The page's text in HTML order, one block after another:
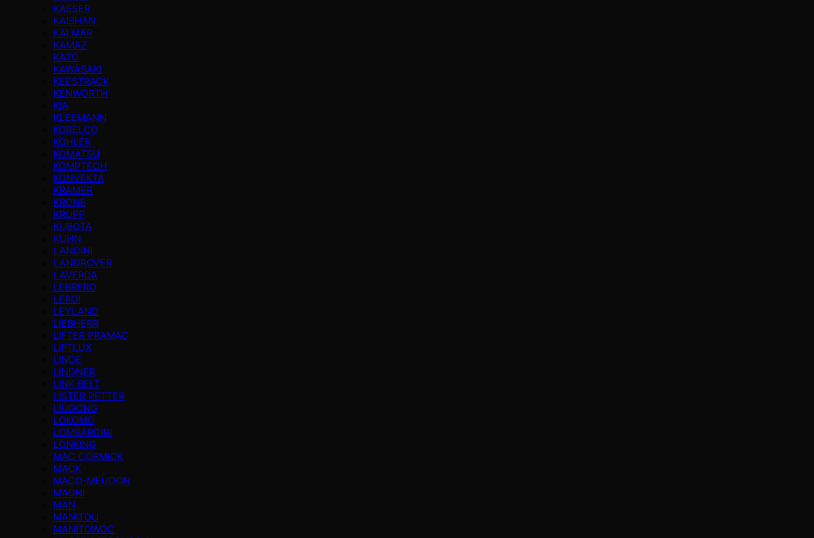
KAESER
KAISHAN
KALMAR
KAMAZ
KATO
KAWASAKI
KEESTRACK
KENWORTH
KIA
KLEEMANN
KOBELCO
KOHLER
KOMATSU
KOMPTECH
KONVEKTA
KRAMER
KRONE
KRUPP
KUBOTA
KUHN
LANDINI
LANDROVER
LAVERDA
LEBRERO
LEROI
LEYLAND
LIEBHERR
LIFTER PRAMAC
LIFTLUX
LINDE
LINDNER
LINK BELT
LISTER PETTER
LIUGONG
LOKOMO
LOMBARDINI
LONKING
MAC CORMICK
MACK
MACO-MEUDON
MAGNI
MAN
MANITOU
MANITOWOC